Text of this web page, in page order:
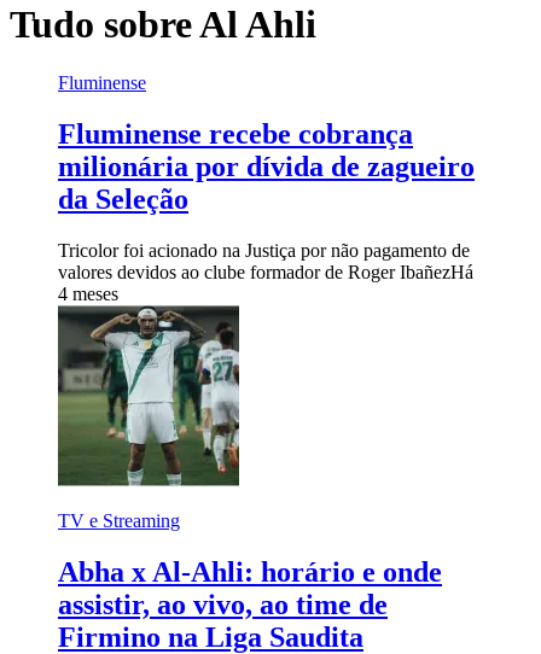
Tudo sobreAl Ahli
Fluminense
Fluminense recebe cobrança
milionária por dívida de zagueiro
da Seleção
Tricolor foi acionado na Justiça por não pagamento de
valores devidos ao clube formador de Roger IbañezHá
4 meses
TV e Streaming
Abha x Al-Ahli: horário e onde
assistir, ao vivo, ao time de
Firmino na Liga Saudita